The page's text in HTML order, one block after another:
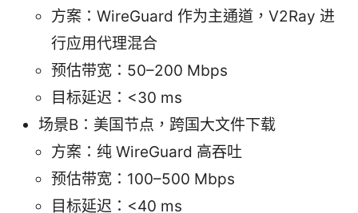
方案：WireGuard 作为主通道，V2Ray 进
行应用代理混合
预估带宽：50–200 Mbps
目标延迟：<30 ms
场景B：美国节点，跨国大文件下载
方案：纯 WireGuard 高吞吐
预估带宽：100–500 Mbps
目标延迟：<40 ms